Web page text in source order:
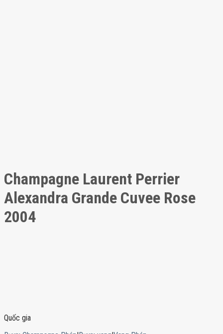
Champagne Laurent Perrier
Alexandra Grande Cuvee Rose
2004
Quốc gia